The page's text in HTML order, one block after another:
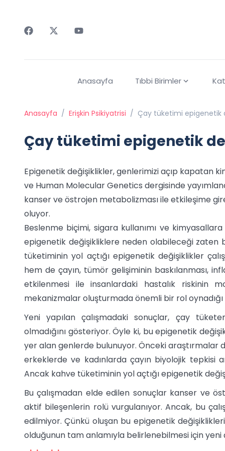
Anasayfa Tıbbi Birimler
Anasayfa / Erişkin Psikiyatrisi / Çay tüketimi epigenetik
Çay tüketimi epigenetik
Epigenetik değişiklikler, genlerimizi açıp kapatan
ve Human Molecular Genetics dergisinde
kanser ve östrojen metabolizması ile etkileşime
oluyor.
Beslenme biçimi, sigara kullanımı ve
epigenetik değişikliklere neden olabileceği zaten
tüketiminin yol açtığı epigenetik değişiklikler
hem de çayın, tümör gelişiminin baskılanması,
etkilenmesi ile insanlardaki hastalık riskinin
mekanizmalar oluşturmada önemli bir rol
Yeni yapılan çalışmadaki sonuçlar, çay
olmadığını gösteriyor. Öyle ki, bu epigenetik
yer alan genlerde bulunuyor. Önceki araştırmalar
erkeklerde ve kadınlarda çayın biyolojik tepkisi
Ancak kahve tüketiminin yol açtığı epigenetik
Bu çalışmadan elde edilen sonuçlar kanser ve
aktif bileşenlerin rolü vurgulanıyor. Ancak, bu
edilmiyor. Çünkü oluşan bu epigenetik
olduğunun tam anlamıyla belirlenebilmesi için yeni